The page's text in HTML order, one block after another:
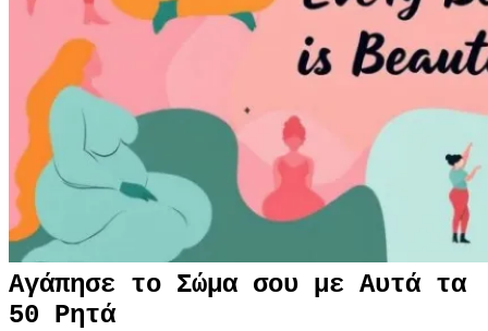
Αγάπησε το Σώμα σου με Αυτά τα
50 Ρητά